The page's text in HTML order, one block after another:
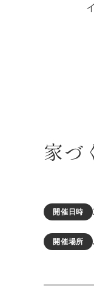
家づ
開催日時
開催場所